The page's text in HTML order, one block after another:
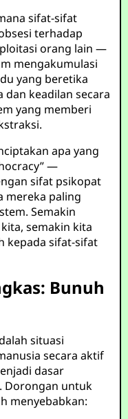
sifat-sifat
terhadap
orang lain —
mengakumulasi
yang beretika
keadilan secara
yang memberi
apa yang
—
sifat psikopat
mereka paling
Semakin
semakin kita
kepada sifat-sifat
Bunuh
situasi
secara aktif
dasar
Dorongan untuk
menyebabkan: